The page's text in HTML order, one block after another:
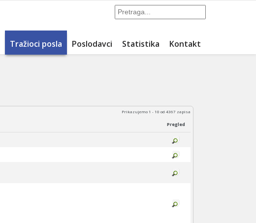
Tražioci posla Poslodavci Statistika Kontakt
Prikazujemo 1 - 10 od 4367 zapisa
Pregled